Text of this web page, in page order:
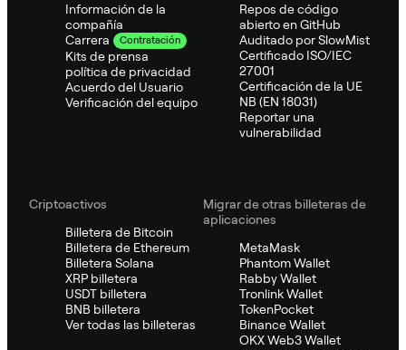
Información de la
compañía
Carrera
Contratación
Kits de prensa
política de privacidad
Acuerdo del Usuario
Verificación del equipo
Repos de código
abierto en GitHub
Auditado por SlowMist
Certificado ISO/IEC
27001
Certificación de la UE
NB (EN 18031)
Reportar una
vulnerabilidad
Criptoactivos
Billetera de Bitcoin
Billetera de Ethereum
Billetera Solana
XRP billetera
USDT billetera
BNB billetera
Ver todas las billeteras
Migrar de otras billeteras de
aplicaciones
MetaMask
Phantom Wallet
Rabby Wallet
Tronlink Wallet
TokenPocket
Binance Wallet
OKX Web3 Wallet